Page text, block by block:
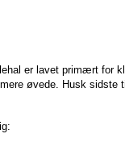
er lavet primært for
øvede. Husk